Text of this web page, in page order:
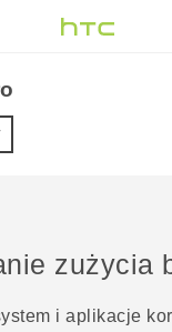
zużycia
i aplikacje